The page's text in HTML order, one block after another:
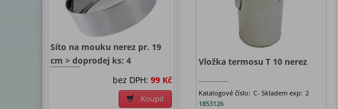
Síto na mouku nerez pr. 19
cm > doprodej ks: 4
bez DPH: 99 Kč
Koupit
Vložka termosu T 10 nerez
Katalogové číslo: C-
1853126
Skladem exp: 2